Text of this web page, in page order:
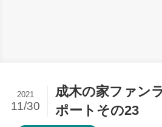
成木の家ファン
ポートその23
2021
11/30